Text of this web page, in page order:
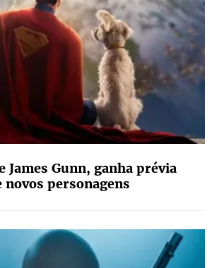
James Gunn, ganha prévia
personagens